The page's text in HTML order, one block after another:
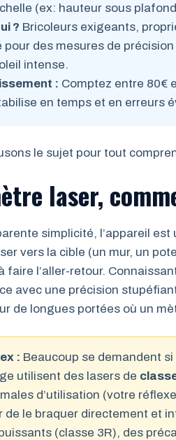
(ex: hauteur sous
? Bricoleurs exigeants,
pour des mesures de
intense.
: Comptez entre 80€
en temps et en erreurs
le sujet pour tout
laser,
simplicité, l’appareil
vers la cible (un mur, un
faire l’aller-retour.
avec une précision
de longues portées où un
: Beaucoup se demandent
utilisent des lasers de
d’utilisation (votre
de le braquer directement et
(classe 3R), des